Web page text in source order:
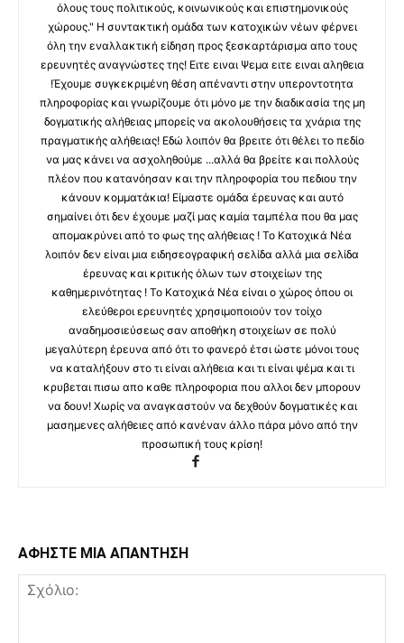
όλους τους πολιτικούς, κοινωνικούς και επιστημονικούς
χώρους." Η συντακτική ομάδα των κατοχικών νέων φέρνει
όλη την εναλλακτική είδηση προς ξεσκαρτάρισμα απο τους
ερευνητές αναγνώστες της! Ειτε ειναι Ψεμα ειτε ειναι αληθεια
!Έχουμε συγκεκριμένη θέση απέναντι στην υπεροντοτητα
πληροφορίας και γνωρίζουμε ότι μόνο με την διαδικασία της μη
δογματικής αλήθειας μπορείς να ακολουθήσεις τα χνάρια της
πραγματικής αλήθειας! Εδώ λοιπόν θα βρειτε ότι θέλει το πεδίο
να μας κάνει να ασχοληθούμε ...αλλά θα βρείτε και πολλούς
πλέον που κατανόησαν και την πληροφορία του πεδιου την
κάνουν κομματάκια! Είμαστε ομάδα έρευνας και αυτό
σημαίνει ότι δεν έχουμε μαζί μας καμία ταμπέλα που θα μας
απομακρύνει από το φως της αλήθειας ! Το Κατοχικά Νέα
λοιπόν δεν είναι μια ειδησεογραφική σελίδα αλλά μια σελίδα
έρευνας και κριτικής όλων των στοιχείων της
καθημερινότητας ! Το Κατοχικά Νέα είναι ο χώρος όπου οι
ελεύθεροι ερευνητές χρησιμοποιούν τον τοίχο
αναδημοσιεύσεως σαν αποθήκη στοιχείων σε πολύ
μεγαλύτερη έρευνα από ότι το φανερό έτσι ώστε μόνοι τους
να καταλήξουν στο τι είναι αλήθεια και τι είναι ψέμα και τι
κρυβεται πισω απο καθε πληροφορια που αλλοι δεν μπορουν
να δουν! Χωρίς να αναγκαστούν να δεχθούν δογματικές και
μασημενες αλήθειες από κανέναν άλλο πάρα μόνο από την
προσωπική τους κρίση!
ΑΦΗΣΤΕ ΜΙΑ ΑΠΑΝΤΗΣΗ